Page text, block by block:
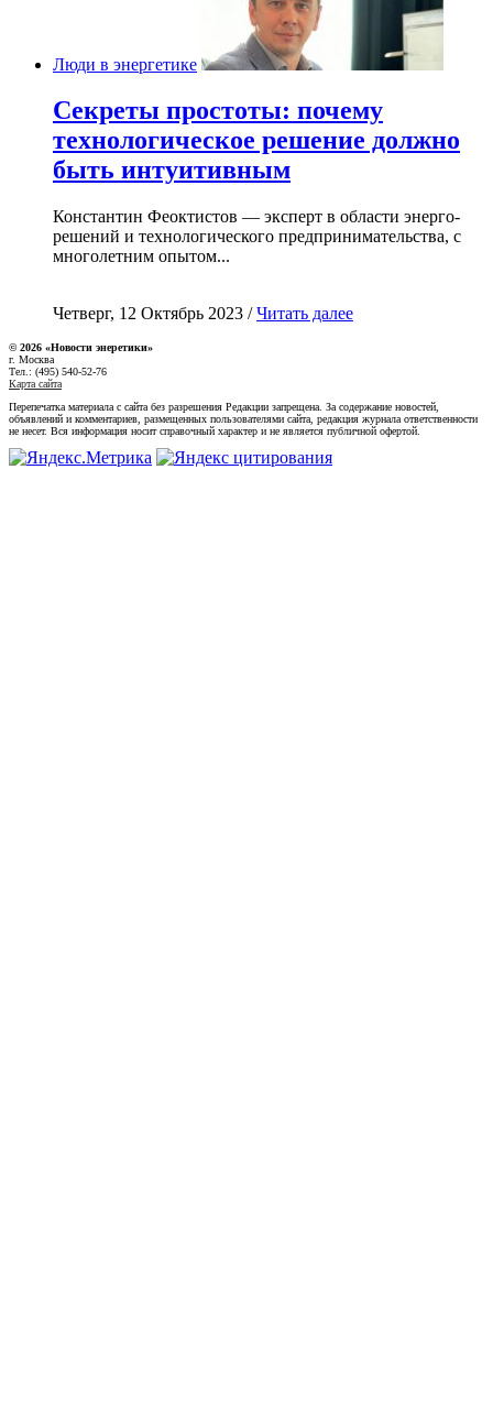
Люди в энергетике
Секреты простоты: почему
технологическое решение должно
быть интуитивным
Константин Феоктистов — эксперт в области энерго-
решений и технологического предпринимательства, с
многолетним опытом...
Четверг, 12 Октябрь 2023 /Читать далее
© 2026 «Новости энеретики»
г. Москва
Тел.: (495) 540-52-76
Карта сайта
Перепечатка материала с сайта без разрешения Редакции запрещена. За содержание новостей,
объявлений и комментариев, размещенных пользователями сайта, редакция журнала ответственности
не несет. Вся информация носит справочный характер и не является публичной офертой.